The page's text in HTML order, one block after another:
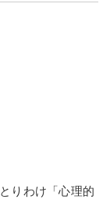
りわけ「心理的